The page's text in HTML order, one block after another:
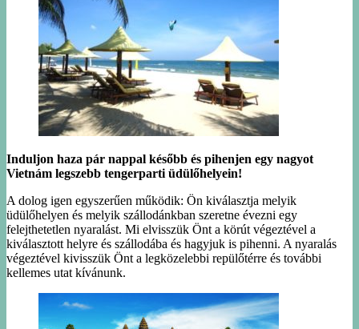
Induljon haza pár nappal később és pihenjen egy nagyot
Vietnám legszebb tengerparti üdülőhelyein!
A dolog igen egyszerűen működik: Ön kiválasztja melyik
üdülőhelyen és melyik szállodánkban szeretne évezni egy
felejthetetlen nyaralást. Mi elvisszük Önt a körút végeztével a
kiválasztott helyre és szállodába és hagyjuk is pihenni. A nyaralás
végeztével kivisszük Önt a legközelebbi repülőtérre és további
kellemes utat kívánunk.